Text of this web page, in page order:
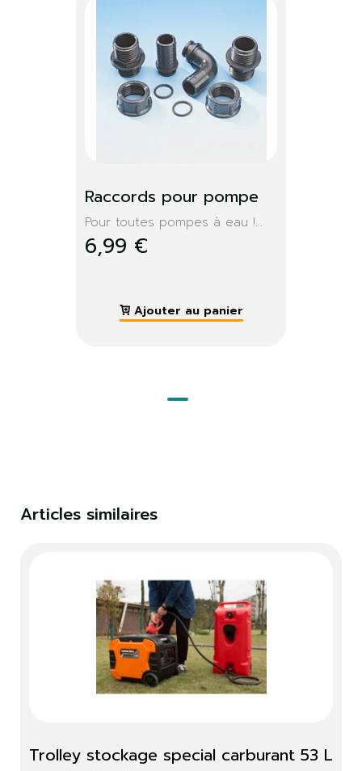
Raccords pour pompe
Pour toutes pompes à eau !...
6,99 €
Ajouter au panier
Articles similaires
Trolley stockage special carburant 53 L
Vous devez être connecté pour enregistrer des
produits dans votre liste de souhaits.